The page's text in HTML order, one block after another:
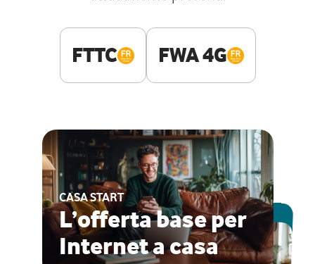
FTTC FWA 4G
CASA START
L’offerta base per
Internet a casa
ESCLUSIVA ONLINE